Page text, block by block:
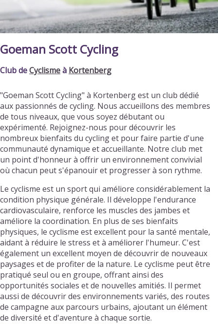
Goeman Scott Cycling
Club deCyclismeà Kortenberg
"Goeman Scott Cycling" à Kortenberg est un club dédié
aux passionnés de cycling. Nous accueillons des membres
de tous niveaux, que vous soyez débutant ou
expérimenté. Rejoignez-nous pour découvrir les
nombreux bienfaits du cycling et pour faire partie d'une
communauté dynamique et accueillante. Notre club met
un point d'honneur à offrir un environnement convivial
où chacun peut s'épanouir et progresser à son rythme.
Le cyclisme est un sport qui améliore considérablement la
condition physique générale. Il développe l'endurance
cardiovasculaire, renforce les muscles des jambes et
améliore la coordination. En plus de ses bienfaits
physiques, le cyclisme est excellent pour la santé mentale,
aidant à réduire le stress et à améliorer l'humeur. C'est
également un excellent moyen de découvrir de nouveaux
paysages et de profiter de la nature. Le cyclisme peut être
pratiqué seul ou en groupe, offrant ainsi des
opportunités sociales et de nouvelles amitiés. Il permet
aussi de découvrir des environnements variés, des routes
de campagne aux parcours urbains, ajoutant un élément
de diversité et d'aventure à chaque sortie.